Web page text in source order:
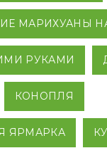
МАРИХУАНЫ
РУКАМИ
КОНОПЛЯ
ЯРМАРКА